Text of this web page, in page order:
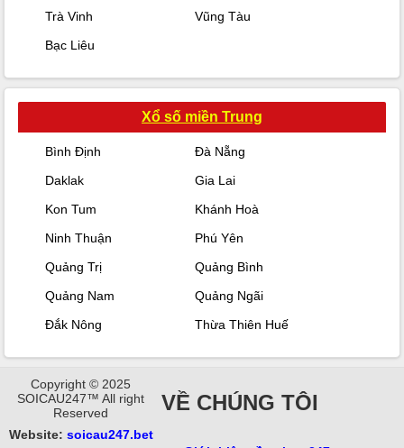
Trà Vinh
Vũng Tàu
Bạc Liêu
Xổ số miền Trung
Bình Định
Đà Nẵng
Daklak
Gia Lai
Kon Tum
Khánh Hoà
Ninh Thuận
Phú Yên
Quảng Trị
Quảng Bình
Quảng Nam
Quảng Ngãi
Đắk Nông
Thừa Thiên Huế
Copyright © 2025
SOICAU247™ All right
Reserved
Website: soicau247.bet
VỀ CHÚNG TÔI